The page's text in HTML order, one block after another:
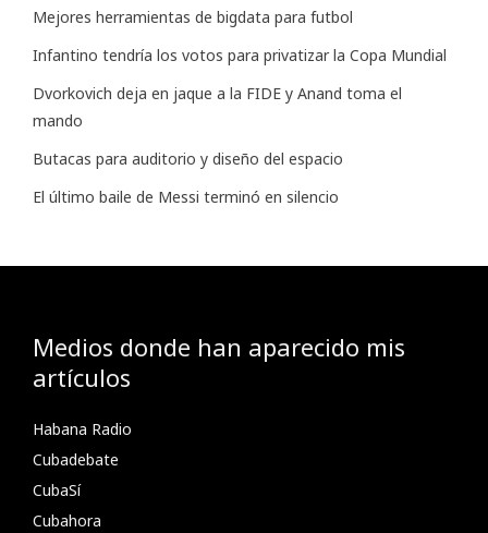
Mejores herramientas de bigdata para futbol
Infantino tendría los votos para privatizar la Copa Mundial
Dvorkovich deja en jaque a la FIDE y Anand toma el
mando
Butacas para auditorio y diseño del espacio
El último baile de Messi terminó en silencio
Medios donde han aparecido mis
artículos
Habana Radio
Cubadebate
CubaSí
Cubahora